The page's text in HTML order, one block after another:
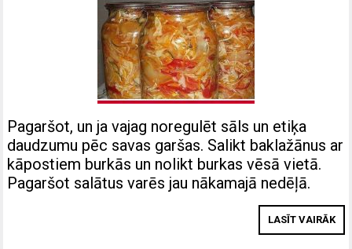
Pagaršot, un ja vajag noregulēt sāls un etiķa
daudzumu pēc savas garšas. Salikt baklažānus ar
kāpostiem burkās un nolikt burkas vēsā vietā.
Pagaršot salātus varēs jau nākamajā nedēļā.
LASĪT VAIRĀK